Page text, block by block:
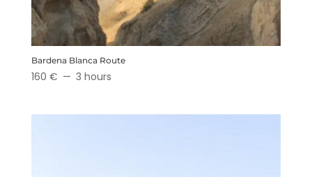
Bardena Blanca Route
160 € 3 hours